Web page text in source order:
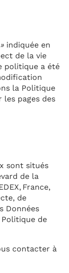
indiquée en
de la vie
politique a été
la Politique
les pages des
sont situés
de la
France,
de
Données
de
contacter à